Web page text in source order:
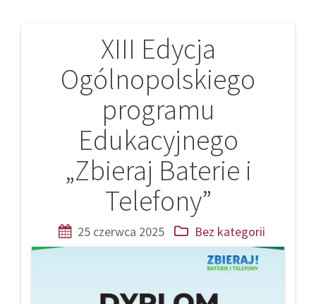
XIII Edycja
Ogólnopolskiego
programu
Edukacyjnego
„Zbieraj Baterie i
Telefony”
25 czerwca 2025 Bez kategorii
Nawigacja
wpisu